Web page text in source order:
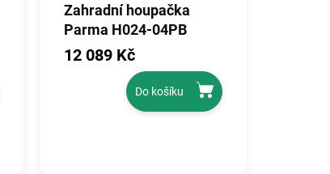
Zahradní houpačka
Parma H024-04PB
12 089 Kč
Do košíku